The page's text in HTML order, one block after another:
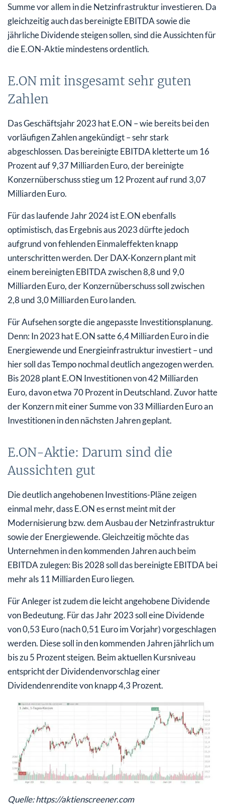
Summe vor allem in die Netzinfrastruktur investieren. Da
gleichzeitig auch das bereinigte EBITDA sowie die
jährliche Dividende steigen sollen, sind die Aussichten für
die E.ON-Aktie mindestens ordentlich.
E.ON mit insgesamt sehr guten
Zahlen
Das Geschäftsjahr 2023 hat E.ON – wie bereits bei den
vorläufigen Zahlen angekündigt – sehr stark
abgeschlossen. Das bereinigte EBITDA kletterte um 16
Prozent auf 9,37 Milliarden Euro, der bereinigte
Konzernüberschuss stieg um 12 Prozent auf rund 3,07
Milliarden Euro.
Für das laufende Jahr 2024 ist E.ON ebenfalls
optimistisch, das Ergebnis aus 2023 dürfte jedoch
aufgrund von fehlenden Einmaleffekten knapp
unterschritten werden. Der DAX-Konzern plant mit
einem bereinigten EBITDA zwischen 8,8 und 9,0
Milliarden Euro, der Konzernüberschuss soll zwischen
2,8 und 3,0 Milliarden Euro landen.
Für Aufsehen sorgte die angepasste Investitionsplanung.
Denn: In 2023 hat E.ON satte 6,4 Milliarden Euro in die
Energiewende und Energieinfrastruktur investiert – und
hier soll das Tempo nochmal deutlich angezogen werden.
Bis 2028 plant E.ON Investitionen von 42 Milliarden
Euro, davon etwa 70 Prozent in Deutschland. Zuvor hatte
der Konzern mit einer Summe von 33 Milliarden Euro an
Investitionen in den nächsten Jahren geplant.
E.ON-Aktie: Darum sind die
Aussichten gut
Die deutlich angehobenen Investitions-Pläne zeigen
einmal mehr, dass E.ON es ernst meint mit der
Modernisierung bzw. dem Ausbau der Netzinfrastruktur
sowie der Energiewende. Gleichzeitig möchte das
Unternehmen in den kommenden Jahren auch beim
EBITDA zulegen: Bis 2028 soll das bereinigte EBITDA bei
mehr als 11 Milliarden Euro liegen.
Für Anleger ist zudem die leicht angehobene Dividende
von Bedeutung. Für das Jahr 2023 soll eine Dividende
von 0,53 Euro (nach 0,51 Euro im Vorjahr) vorgeschlagen
werden. Diese soll in den kommenden Jahren jährlich um
bis zu 5 Prozent steigen. Beim aktuellen Kursniveau
entspricht der Dividendenvorschlag einer
Dividendenrendite von knapp 4,3 Prozent.
Quelle: https://aktienscreener.com